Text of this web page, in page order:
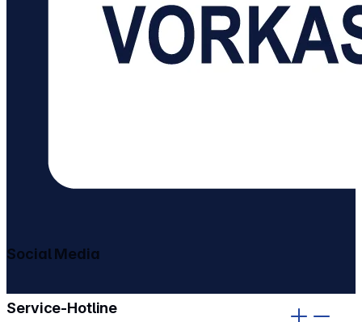
Service-Hotline
Social Media